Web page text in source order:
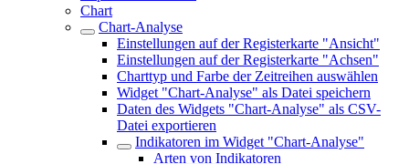
Chart
Chart-Analyse
Einstellungen auf der Registerkarte "Ansicht"
Einstellungen auf der Registerkarte "Achsen"
Charttyp und Farbe der Zeitreihen auswählen
Widget "Chart-Analyse" als Datei speichern
Daten des Widgets "Chart-Analyse" als CSV-
Datei exportieren
Indikatoren im Widget "Chart-Analyse"
Arten von Indikatoren